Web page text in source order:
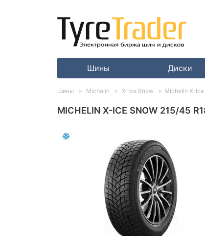
Шины Диски
MICHELIN X-ICE SNOW 215/45
Шины Michelin X-Ice Snow Michelin X-Ice